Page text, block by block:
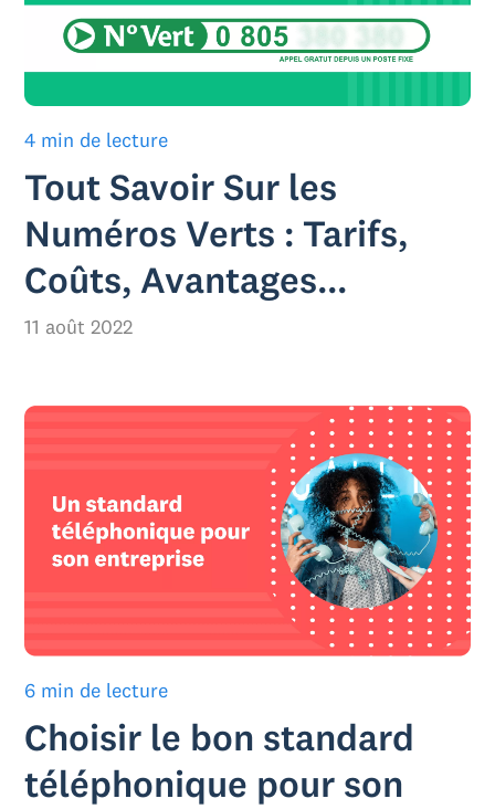
4 min de lecture
Tout Savoir Sur les
Numéros Verts : Tarifs,
Coûts, Avantages...
11 août 2022
6 min de lecture
Choisir le bon standard
téléphonique pour son